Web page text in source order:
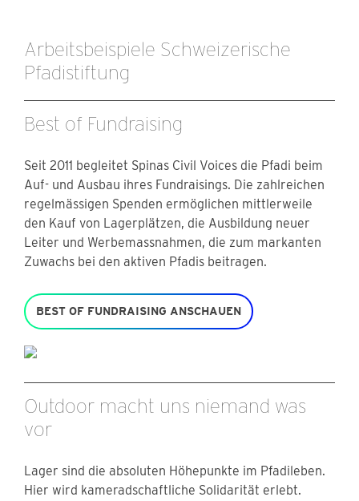
Arbeitsbeispiele Schweizerische
Pfadistiftung
Best of Fundraising
Seit 2011 begleitet Spinas Civil Voices die Pfadi beim
Auf- und Ausbau ihres Fundraisings. Die zahlreichen
regelmässigen Spenden ermöglichen mittlerweile
den Kauf von Lagerplätzen, die Ausbildung neuer
Leiter und Werbemassnahmen, die zum markanten
Zuwachs bei den aktiven Pfadis beitragen.
BEST OF FUNDRAISING ANSCHAUEN
Outdoor macht uns niemand was
vor
Lager sind die absoluten Höhepunkte im Pfadileben.
Hier wird kameradschaftliche Solidarität erlebt.